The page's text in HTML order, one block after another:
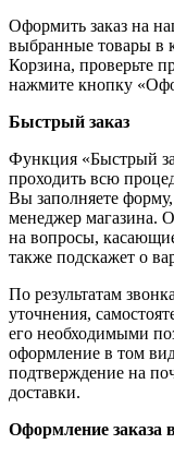
Оформить заказ на
выбранные товары в
Корзина, проверьте
нажмите кнопку
Быстрый заказ
Функция «Быстрый
проходить всю
Вы заполняете
менеджер магазина.
на вопросы,
также подскажет о
По результатам
уточнения,
его необходимыми
оформление в том
подтверждение на
доставки.
Оформление заказа